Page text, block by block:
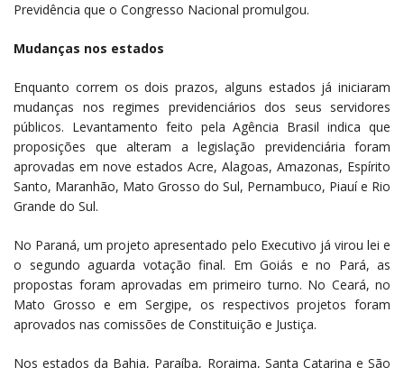
Previdência que o Congresso Nacional promulgou.
Mudanças nos estados
Enquanto correm os dois prazos, alguns estados já iniciaram
mudanças nos regimes previdenciários dos seus servidores
públicos. Levantamento feito pela Agência Brasil indica que
proposições que alteram a legislação previdenciária foram
aprovadas em nove estados Acre, Alagoas, Amazonas, Espírito
Santo, Maranhão, Mato Grosso do Sul, Pernambuco, Piauí e Rio
Grande do Sul.
No Paraná, um projeto apresentado pelo Executivo já virou lei e
o segundo aguarda votação final. Em Goiás e no Pará, as
propostas foram aprovadas em primeiro turno. No Ceará, no
Mato Grosso e em Sergipe, os respectivos projetos foram
aprovados nas comissões de Constituição e Justiça.
Nos estados da Bahia, Paraíba, Roraima, Santa Catarina e São